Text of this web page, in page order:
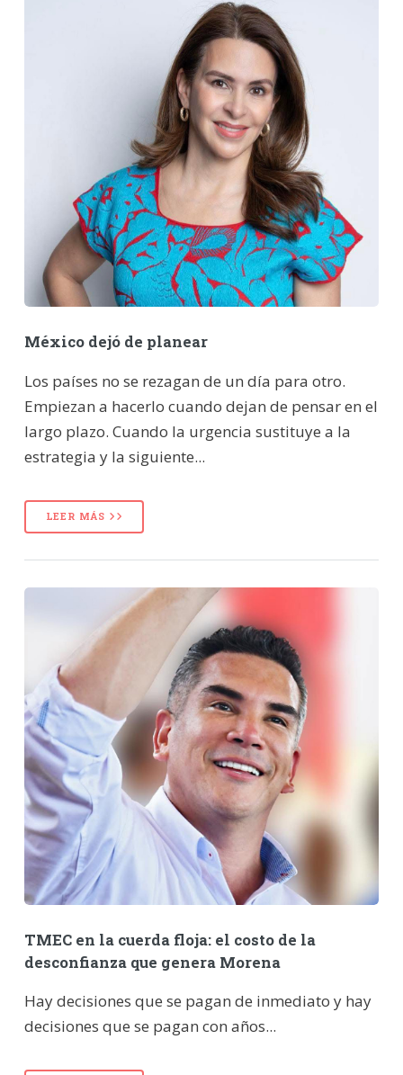
México dejó de planear
Los países no se rezagan de un día para otro.
Empiezan a hacerlo cuando dejan de pensar en el
largo plazo. Cuando la urgencia sustituye a la
estrategia y la siguiente...
LEER MÁS
TMEC en la cuerda floja: el costo de la
desconfianza que genera Morena
Hay decisiones que se pagan de inmediato y hay
decisiones que se pagan con años...